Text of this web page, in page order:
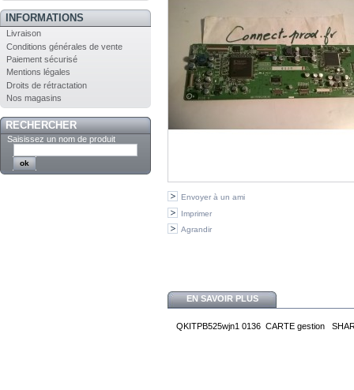
INFORMATIONS
Livraison
Conditions générales de vente
Paiement sécurisé
Mentions légales
Droits de rétractation
Nos magasins
RECHERCHER
Saisissez un nom de produit
Envoyer à un ami
Imprimer
Agrandir
EN SAVOIR PLUS
QKITPB525wjn1 0136 CARTE gestion